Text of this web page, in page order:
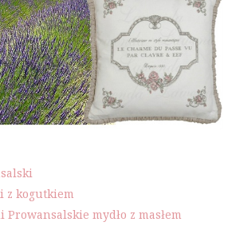
z kogutkiem
Prowansalskie mydło z masłem